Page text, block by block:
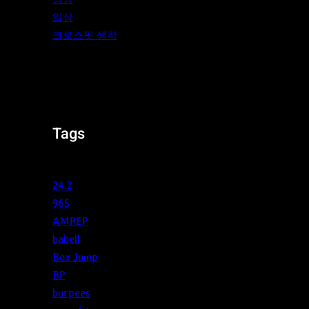
일상
크로스핏 생각
Tags
24.2
965
AMREP
babell
Box Jump
BP
burpees